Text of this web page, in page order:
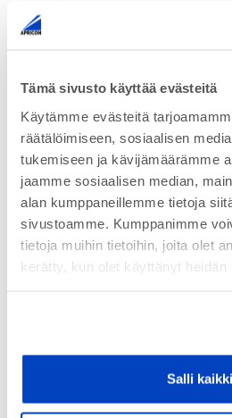
Tämä sivusto käyttää evästeitä
Käytämme evästeitä
räätälöimiseen, sosiaalisen
tukemiseen ja kävijämäärämme
jaamme sosiaalisen median,
alan kumppaneillemme tietoja
sivustoamme. Kumppanimme
tietoja muihin tietoihin, joita olet
kerätty, kun olet käyttänyt heidän
Salli kaikki